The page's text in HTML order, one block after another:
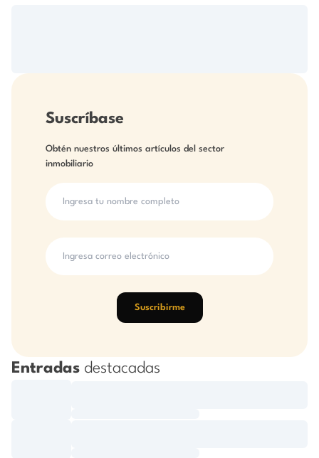
Suscríbase
Obtén nuestros últimos artículos del sector
inmobiliario
Suscribirme
Entradas destacadas